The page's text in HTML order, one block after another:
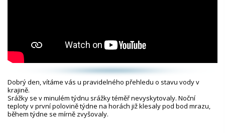
Dobrý den, vítáme vás u pravidelného přehledu o stavu vody v
krajině.
Srážky se v minulém týdnu srážky téměř nevyskytovaly. Noční
teploty v první polovině týdne na horách již klesaly pod bod mrazu,
během týdne se mírně zvyšovaly.